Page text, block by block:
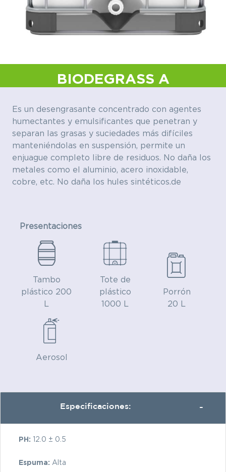
BIODEGRASS A
Es un desengrasante concentrado con agentes
humectantes y emulsificantes que penetran y
separan las grasas y suciedades más difíciles
manteniéndolas en suspensión, permite un
enjuague completo libre de residuos. No daña los
metales como el aluminio, acero inoxidable,
cobre, etc. No daña los hules sintéticos.de
Presentaciones
Tambo
plástico 200
L
Tote de
plástico
1000 L
Porrón
20 L
Aerosol
Especificaciones:
PH: 12.0 ± 0.5
Espuma: Alta